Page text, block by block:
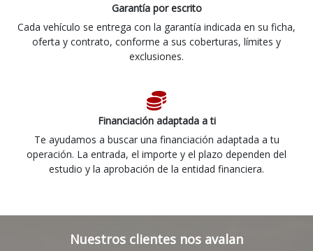
Garantía por escrito
Cada vehículo se entrega con la garantía indicada en su ficha,
oferta y contrato, conforme a sus coberturas, límites y
exclusiones.
Financiación adaptada a ti
Te ayudamos a buscar una financiación adaptada a tu
operación. La entrada, el importe y el plazo dependen del
estudio y la aprobación de la entidad financiera.
Nuestros clientes nos avalan